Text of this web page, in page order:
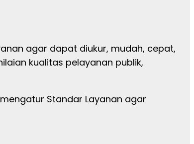
agar dapat diukur, mudah, cepat,
kualitas pelayanan publik,
Standar Layanan agar